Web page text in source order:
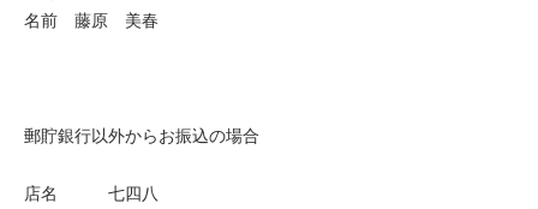
名前 藤原 美春
郵貯銀行以外からお振込の場合
店名 七四八